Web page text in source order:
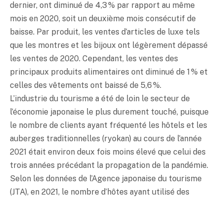
dernier, ont diminué de 4,3 % par rapport au même
mois en 2020, soit un deuxième mois consécutif de
baisse. Par produit, les ventes d’articles de luxe tels
que les montres et les bijoux ont légèrement dépassé
les ventes de 2020. Cependant, les ventes des
principaux produits alimentaires ont diminué de 1 % et
celles des vêtements ont baissé de 5,6 %.
L’industrie du tourisme a été de loin le secteur de
l’économie japonaise le plus durement touché, puisque
le nombre de clients ayant fréquenté les hôtels et les
auberges traditionnelles (ryokan) au cours de l’année
2021 était environ deux fois moins élevé que celui des
trois années précédant la propagation de la pandémie.
Selon les données de l’Agence japonaise du tourisme
(JTA), en 2021, le nombre d’hôtes ayant utilisé des